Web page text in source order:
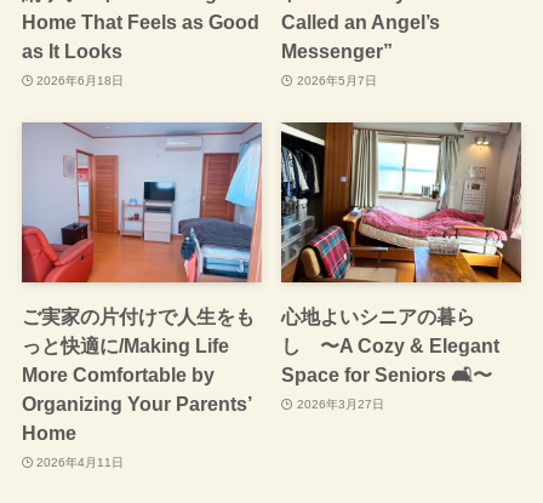
Home That Feels as Good
as It Looks
2026年6月18日
Called an Angel’s
Messenger”
2026年5月7日
ご実家の片付けで人生をも
っと快適に/Making Life
More Comfortable by
Organizing Your Parents’
Home
2026年4月11日
心地よいシニアの暮ら
し 〜A Cozy & Elegant
Space for Seniors 🛋️〜
2026年3月27日